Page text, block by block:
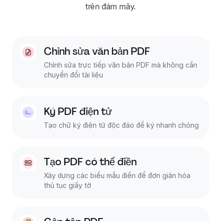
trên đám mây.
Chỉnh sửa văn bản PDF
Chỉnh sửa trực tiếp văn bản PDF mà không cần
chuyển đổi tài liệu
Ký PDF điện tử
Tạo chữ ký điện tử độc đáo để ký nhanh chóng
Tạo PDF có thể điền
Xây dựng các biểu mẫu điền để đơn giản hóa
thủ tục giấy tờ